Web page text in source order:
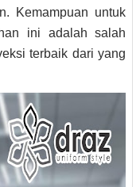
Kemampuan untuk
ini adalah salah
terbaik dari yang